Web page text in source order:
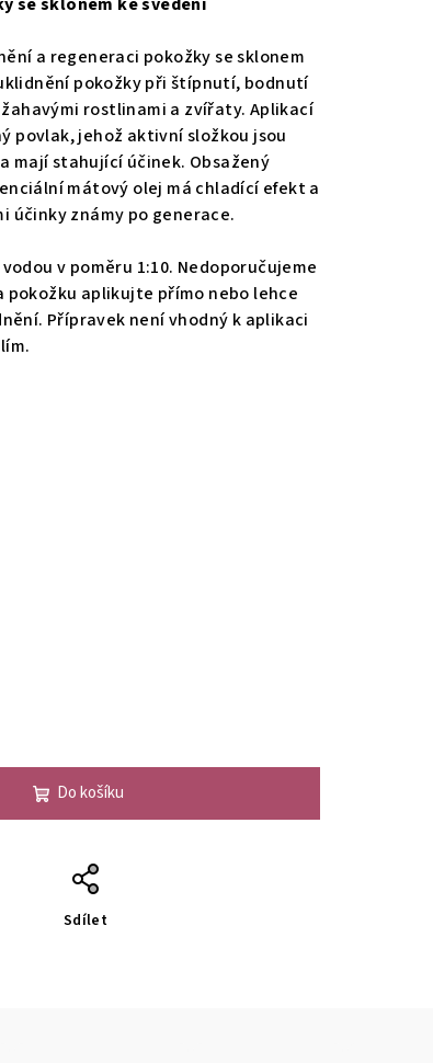
a regeneraci pokožky se sklonem
pokožky při štípnutí, bodnutí
rostlinami a zvířaty. Aplikací
povlak, jehož aktivní složkou jsou
mají stahující účinek. Obsažený
mátový olej má chladící efekt a
účinky známy po generace.
v poměru 1:10. Nedoporučujeme
aplikujte přímo nebo lehce
Přípravek není vhodný k aplikaci
Do košíku
Sdílet